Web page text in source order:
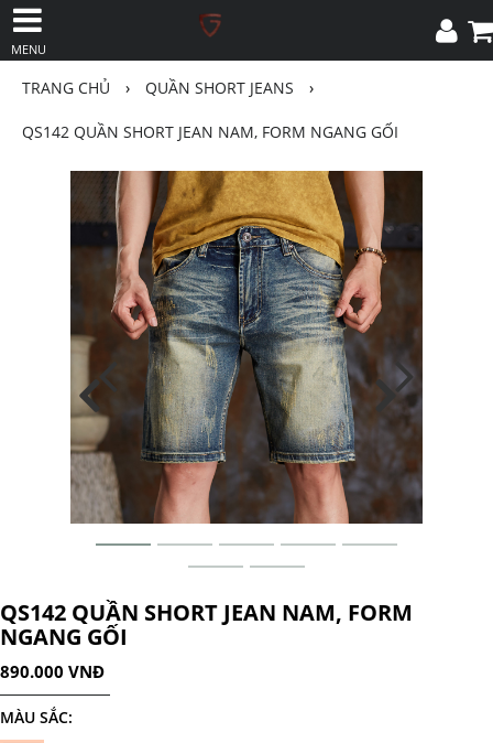
MENU
TRANG CHỦ › QUẦN SHORT JEANS ›
QS142 QUẦN SHORT JEAN NAM, FORM NGANG GỐI
QS142 QUẦN SHORT JEAN NAM, FORM
NGANG GỐI
890.000 VNĐ
MÀU SẮC: